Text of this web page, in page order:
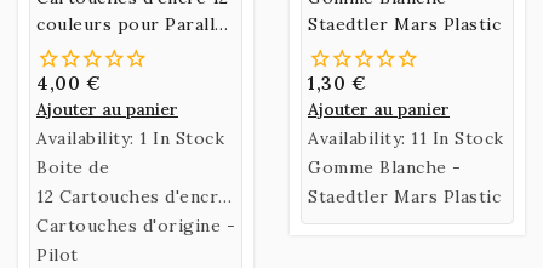
couleurs pour Parallel
Pen
4,00 €
Ajouter au panier
Availability: 1 In Stock
Boite de
12 Cartouches d'encre
12 couleurs pour
Parallel Pen
Cartouches d'origine -
Pilot
Staedtler Mars Plastic
1,30 €
Ajouter au panier
Availability: 11 In Stock
Gomme Blanche -
Staedtler Mars Plastic